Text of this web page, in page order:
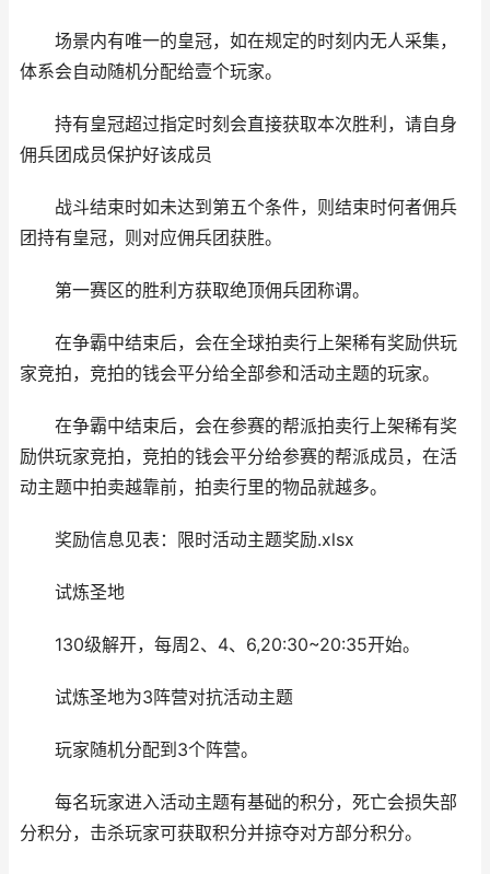
场景内有唯一的皇冠，如在规定的时刻内无人采集，
体系会自动随机分配给壹个玩家。
持有皇冠超过指定时刻会直接获取本次胜利，请自身
佣兵团成员保护好该成员
战斗结束时如未达到第五个条件，则结束时何者佣兵
团持有皇冠，则对应佣兵团获胜。
第一赛区的胜利方获取绝顶佣兵团称谓。
在争霸中结束后，会在全球拍卖行上架稀有奖励供玩
家竞拍，竞拍的钱会平分给全部参和活动主题的玩家。
在争霸中结束后，会在参赛的帮派拍卖行上架稀有奖
励供玩家竞拍，竞拍的钱会平分给参赛的帮派成员，在活
动主题中拍卖越靠前，拍卖行里的物品就越多。
奖励信息见表：限时活动主题奖励.xlsx
试炼圣地
130级解开，每周2、4、6,20:30~20:35开始。
试炼圣地为3阵营对抗活动主题
玩家随机分配到3个阵营。
每名玩家进入活动主题有基础的积分，死亡会损失部
分积分，击杀玩家可获取积分并掠夺对方部分积分。